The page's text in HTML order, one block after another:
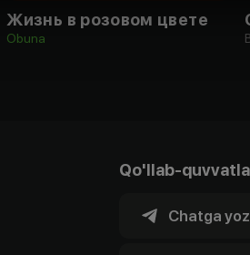
Жизнь в розовом цвете
Obuna
Qo'llab-
Chatga